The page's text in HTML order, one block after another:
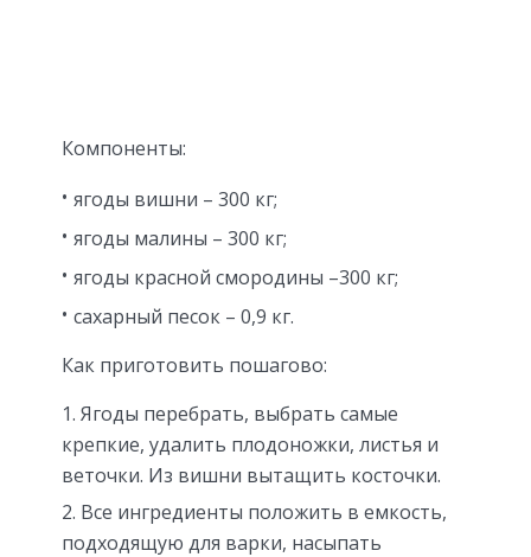
Компоненты:
ягоды вишни – 300 кг;
ягоды малины – 300 кг;
ягоды красной смородины –300 кг;
сахарный песок – 0,9 кг.
Как приготовить пошагово:
Ягоды перебрать, выбрать самые
крепкие, удалить плодоножки, листья и
веточки. Из вишни вытащить косточки.
Все ингредиенты положить в емкость,
подходящую для варки, насыпать